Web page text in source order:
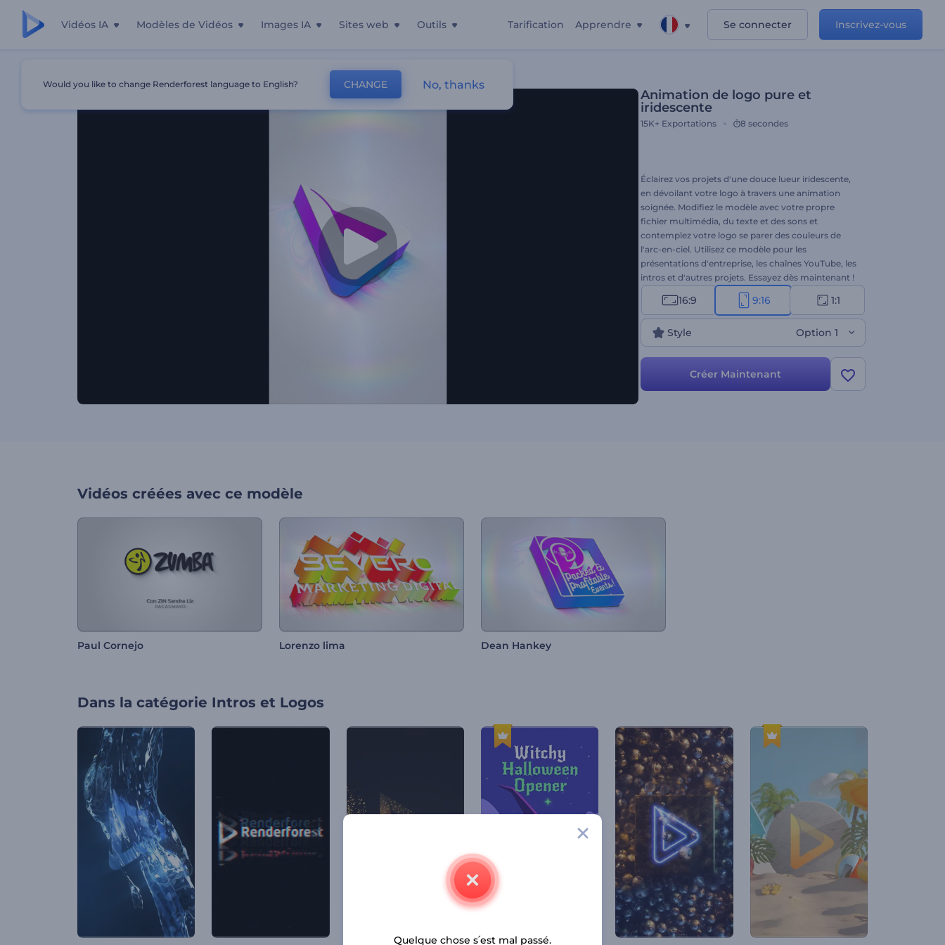
Vidéos IA Modèles de Vidéos Images IA Sites web Outils Tarification Apprendre Se connecter Inscrivez-vous
Animation de logo pure et
iridescente
15K+ Exportations 8 secondes
Éclairez vos projets d'une douce lueur iridescente,
en dévoilant votre logo à travers une animation
soignée. Modifiez le modèle avec votre propre
fichier multimédia, du texte et des sons et
contemplez votre logo se parer des couleurs de
l'arc-en-ciel. Utilisez ce modèle pour les
présentations d'entreprise, les chaînes YouTube, les
intros et d'autres projets. Essayez dès maintenant !
16:9 9:16 1:1
Style Option 1
Créer Maintenant
Vidéos créées avec ce modèle
Paul Cornejo Lorenzo lima Dean Hankey
Dans la catégorie Intros et Logos
Would you like to change Renderforest language to English? CHANGE No, thanks
Quelque chose s՛est mal passé.